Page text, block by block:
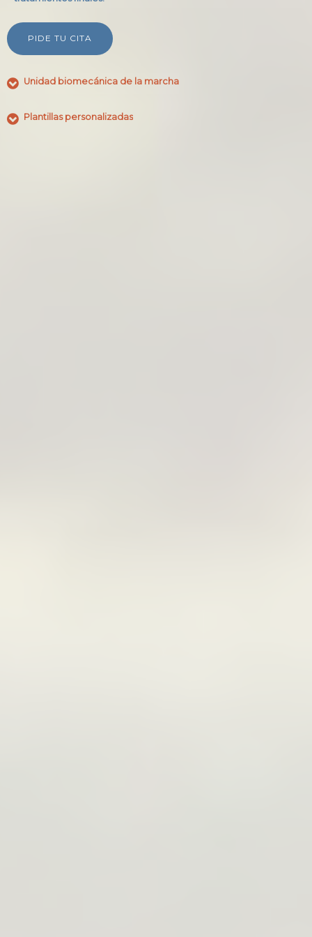
PIDE TU CITA
Unidad biomecánica de la marcha
Plantillas personalizadas
PIDE TU CITA
Unidad biomecánica de la marcha
Plantillas personalizadas